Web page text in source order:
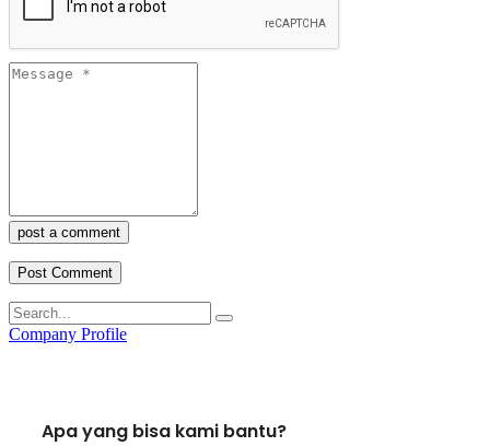
post a comment
Company Profile
Apa yang bisa kami bantu?